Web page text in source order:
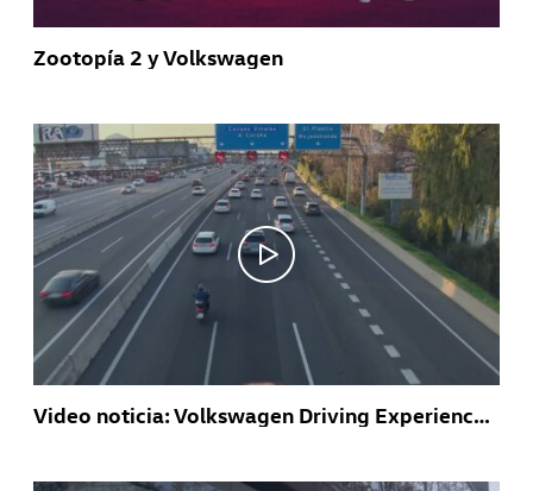
Zootopía 2 y Volkswagen
Video noticia: Volkswagen Driving Experience estrena un curso de conducción nocturna